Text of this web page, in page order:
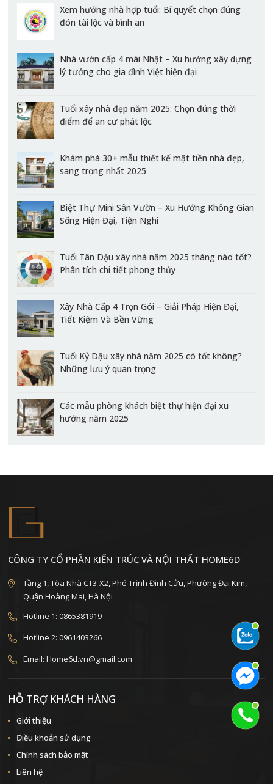
Xem hướng nhà hợp tuổi: Bí quyết chọn đúng
đón tài lộc và bình an
Nhà vườn cấp 4 mái Nhật – Xu hướng xây dựng
lý tưởng cho gia đình Việt hiện đại
Tuổi xây nhà đẹp năm 2025: Chọn đúng thời
điểm để an cư phát lộc
Khám phá 30+ mẫu thiết kế mặt tiền nhà đẹp,
sang trọng nhất 2025
Biệt Thự Mini Sân Vườn – Xu Hướng Không Gian
Sống Hiện Đại, Tiện Nghi
Tuổi Tân Dậu xây nhà năm 2025 tháng nào tốt?
Phân tích chi tiết phong thủy
Xây Nhà Cấp 4 Trọn Gói – Giải Pháp Hiện Đại,
Tiết Kiệm Và Bền Vững
Tuổi Kỷ Dậu xây nhà năm 2025 có tốt không?
Những lưu ý quan trọng
Các mẫu phòng khách biệt thự hiện đại xu
hướng năm 2025
CÔNG TY CỔ PHẦN KIẾN TRÚC VÀ NỘI THẤT HOME6D
Tầng 1, Tòa Nhà CT3-X2, Phố Trịnh Đình Cửu, Phường Đại Kim,
Quận Hoàng Mai, Hà Nội
Hotline 1: 0865381919
Hotline 2: 0961403266
Email: Home6d.vn@gmail.com
HỖ TRỢ KHÁCH HÀNG
Giới thiệu
Điều khoản sử dụng
Chính sách bảo mật
Liên hệ